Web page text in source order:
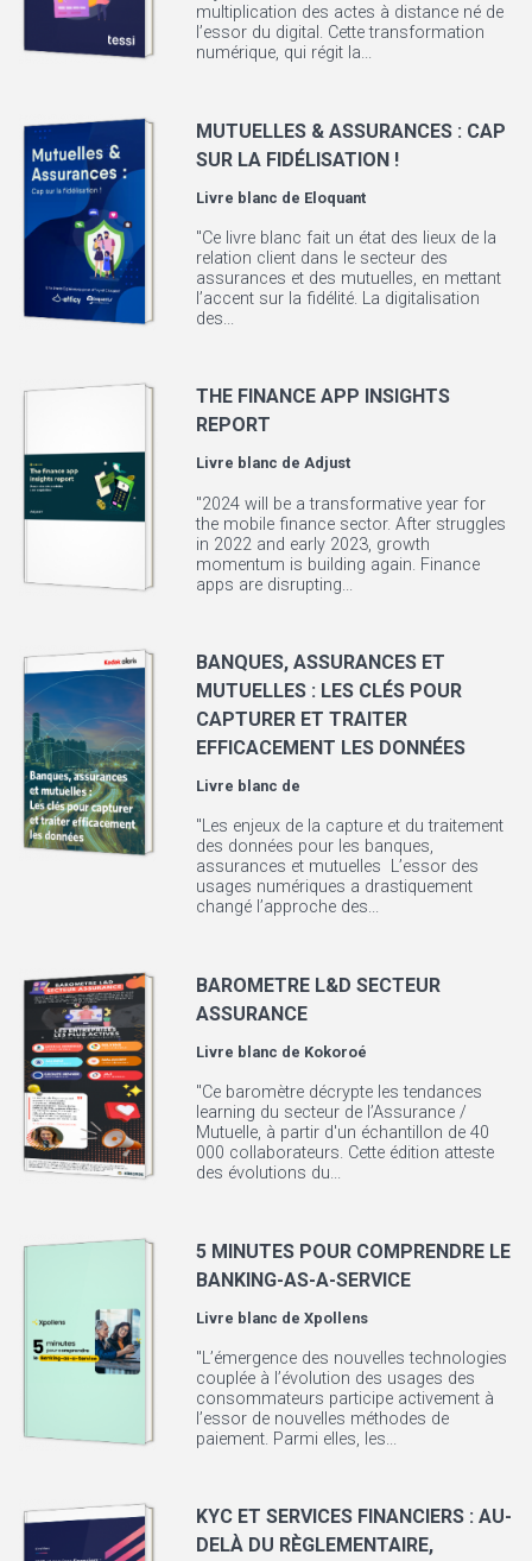
multiplication des actes à distance né de
l’essor du digital. Cette transformation
numérique, qui régit la...
MUTUELLES & ASSURANCES : CAP
SUR LA FIDÉLISATION !
Livre blanc de Eloquant
"Ce livre blanc fait un état des lieux de la
relation client dans le secteur des
assurances et des mutuelles, en mettant
l’accent sur la fidélité. La digitalisation
des...
THE FINANCE APP INSIGHTS
REPORT
Livre blanc deAdjust
"2024 will be a transformative year for
the mobile finance sector. After struggles
in 2022 and early 2023, growth
momentum is building again. Finance
apps are disrupting...
BANQUES, ASSURANCES ET
MUTUELLES : LES CLÉS POUR
CAPTURER ET TRAITER
EFFICACEMENT LES DONNÉES
Livre blanc de
"Les enjeux de la capture et du traitement
des données pour les banques,
assurances et mutuelles L’essor des
usages numériques a drastiquement
changé l’approche des...
BAROMETRE L&D SECTEUR
ASSURANCE
Livre blanc de Kokoroé
"Ce baromètre décrypte les tendances
learning du secteur de l’Assurance /
Mutuelle, à partir d'un échantillon de 40
000 collaborateurs. Cette édition atteste
des évolutions du...
5 MINUTES POUR COMPRENDRE LE
BANKING-AS-A-SERVICE
Livre blanc deXpollens
"L’émergence des nouvelles technologies
couplée à l’évolution des usages des
consommateurs participe activement à
l’essor de nouvelles méthodes de
paiement. Parmi elles, les...
KYC ET SERVICES FINANCIERS : AU-
DELÀ DU RÈGLEMENTAIRE,